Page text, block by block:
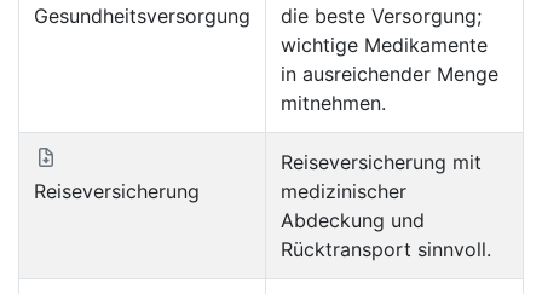
Gesundheitsversorgung
die beste Versorgung;
wichtige Medikamente
in ausreichender Menge
mitnehmen.
Reiseversicherung
Reiseversicherung mit
medizinischer
Abdeckung und
Rücktransport sinnvoll.